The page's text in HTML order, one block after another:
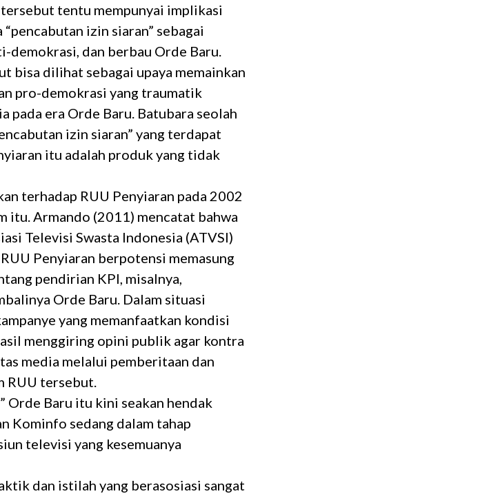
tentu mempunyai implikasi
izin siaran” sebagai
demokrasi, dan berbau Orde Baru.
bisa dilihat sebagai upaya memainkan
pro-demokrasi yang traumatik
pada era Orde Baru. Batubara seolah
izin siaran” yang terdapat
itu adalah produk yang tidak
terhadap RUU Penyiaran pada 2002
itu. Armando (2011) mencatat bahwa
Televisi Swasta Indonesia (ATVSI)
Penyiaran berpotensi memasung
pendirian KPI, misalnya,
Orde Baru. Dalam situasi
yang memanfaatkan kondisi
menggiring opini publik agar kontra
media melalui pemberitaan dan
RUU tersebut.
Orde Baru itu kini seakan hendak
Kominfo sedang dalam tahap
televisi yang kesemuanya
dan istilah yang berasosiasi sangat